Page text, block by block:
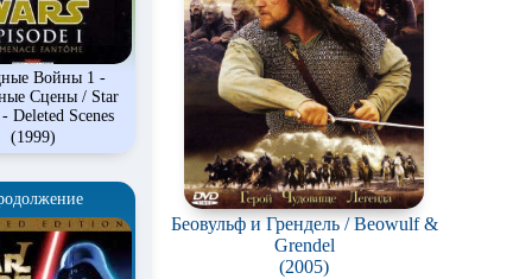
Войны 1 -
Сцены / Star
Deleted Scenes
(1999)
Беовульф и Грендель / Beowulf &
Grendel
(2005)